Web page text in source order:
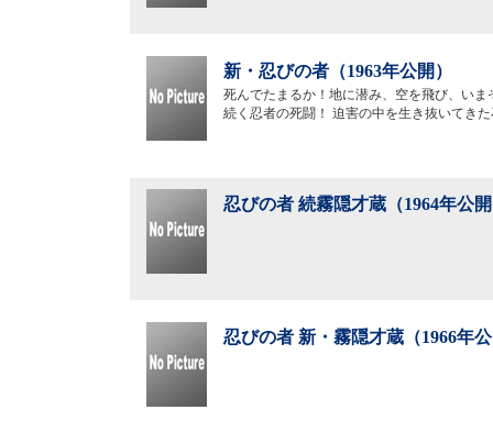
新・忍びの者（1963年公開）
死んでたまるか！地に潜み、空を飛び、い
続く忍者の死闘！ 迫害の中を生き抜いてき
忍びの者 続霧隠才蔵（1964年公
忍びの者 新・霧隠才蔵（1966年